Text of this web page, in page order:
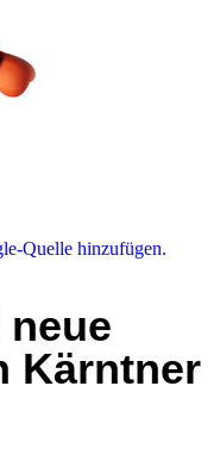
Quelle hinzufügen.
Kärntner